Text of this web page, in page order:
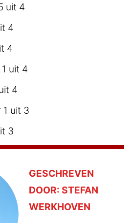
uit 4
4
4
uit 4
4
1 uit 3
3
GESCHREVEN
DOOR: STEFAN
WERKHOVEN